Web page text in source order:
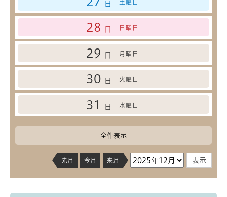
日 土曜日
28 日 日曜日
29 日 月曜日
30 日 火曜日
31 日 水曜日
全件表示
先月 今月 来月